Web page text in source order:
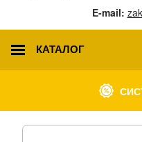
E-mail:
КАТАЛОГ